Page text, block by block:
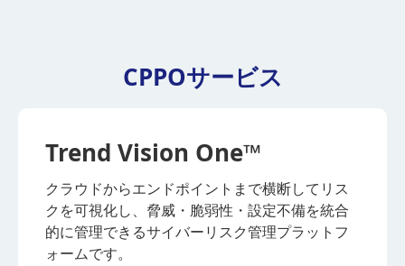
CPPOサービス
Trend Vision One™
クラウドからエンドポイントまで横断してリス
クを可視化し、脅威・脆弱性・設定不備を統合
的に管理できるサイバーリスク管理プラットフ
ォームです。